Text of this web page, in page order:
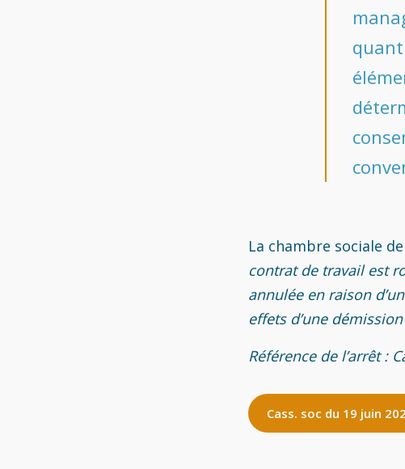
La chambre sociale
contrat de travail est
annulée en raison
effets d’une démission
Référence de l’arrêt :
Cass. soc du 19 juin